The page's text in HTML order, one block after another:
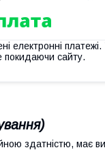
електронні
покидаючи сайту.
здатністю, має